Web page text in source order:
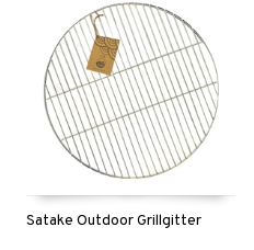
Satake Outdoor Grillgitter